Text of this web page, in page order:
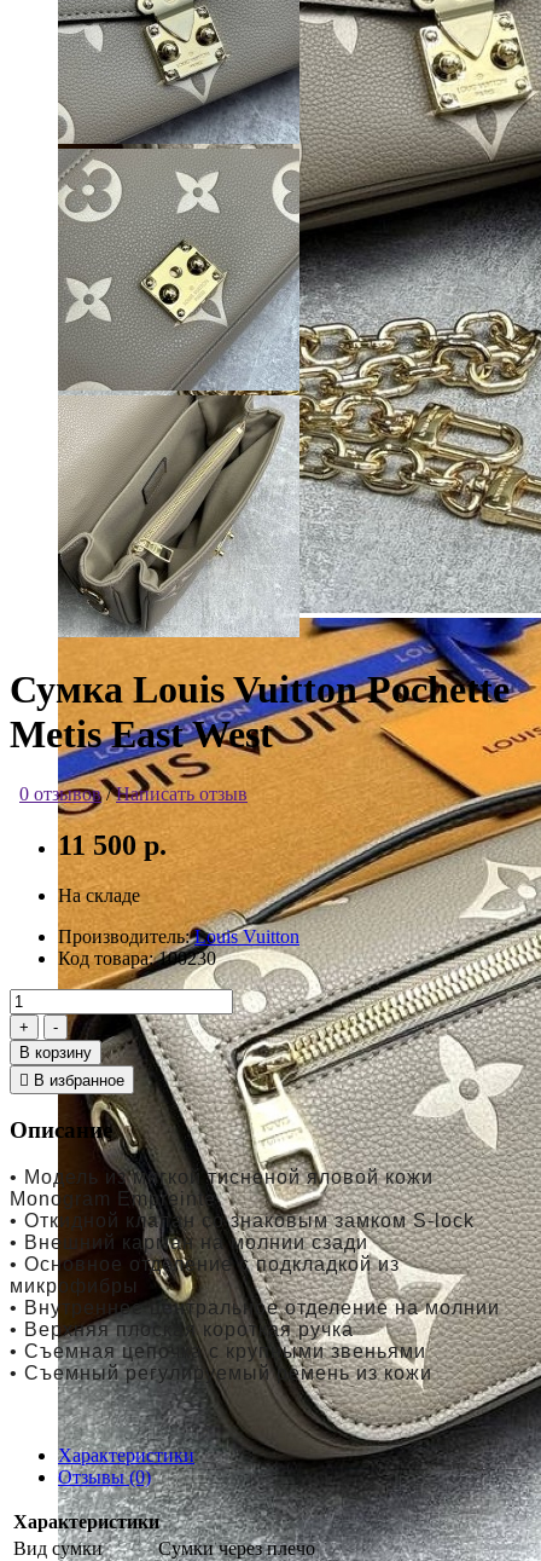
Сумка Louis Vuitton Pochette
Metis East West
0 отзывов/Написать отзыв
11 500 р.
На складе
Производитель: Louis Vuitton
Код товара:100230
В корзину
В избранное
Описание
• Модель из мягкой тисненой яловой кожи
Monogram Empreinte
• Откидной клапан со знаковым замком S-lock
• Внешний карман на молнии сзади
• Основное отделение с подкладкой из
микрофибры
• Внутреннее центральное отделение на молнии
• Верхняя плоская короткая ручка
• Съемная цепочка с крупными звеньями
• Съемный регулируемый ремень из кожи
Характеристики
Отзывы (0)
Характеристики
Вид сумки
Сумки через плечо